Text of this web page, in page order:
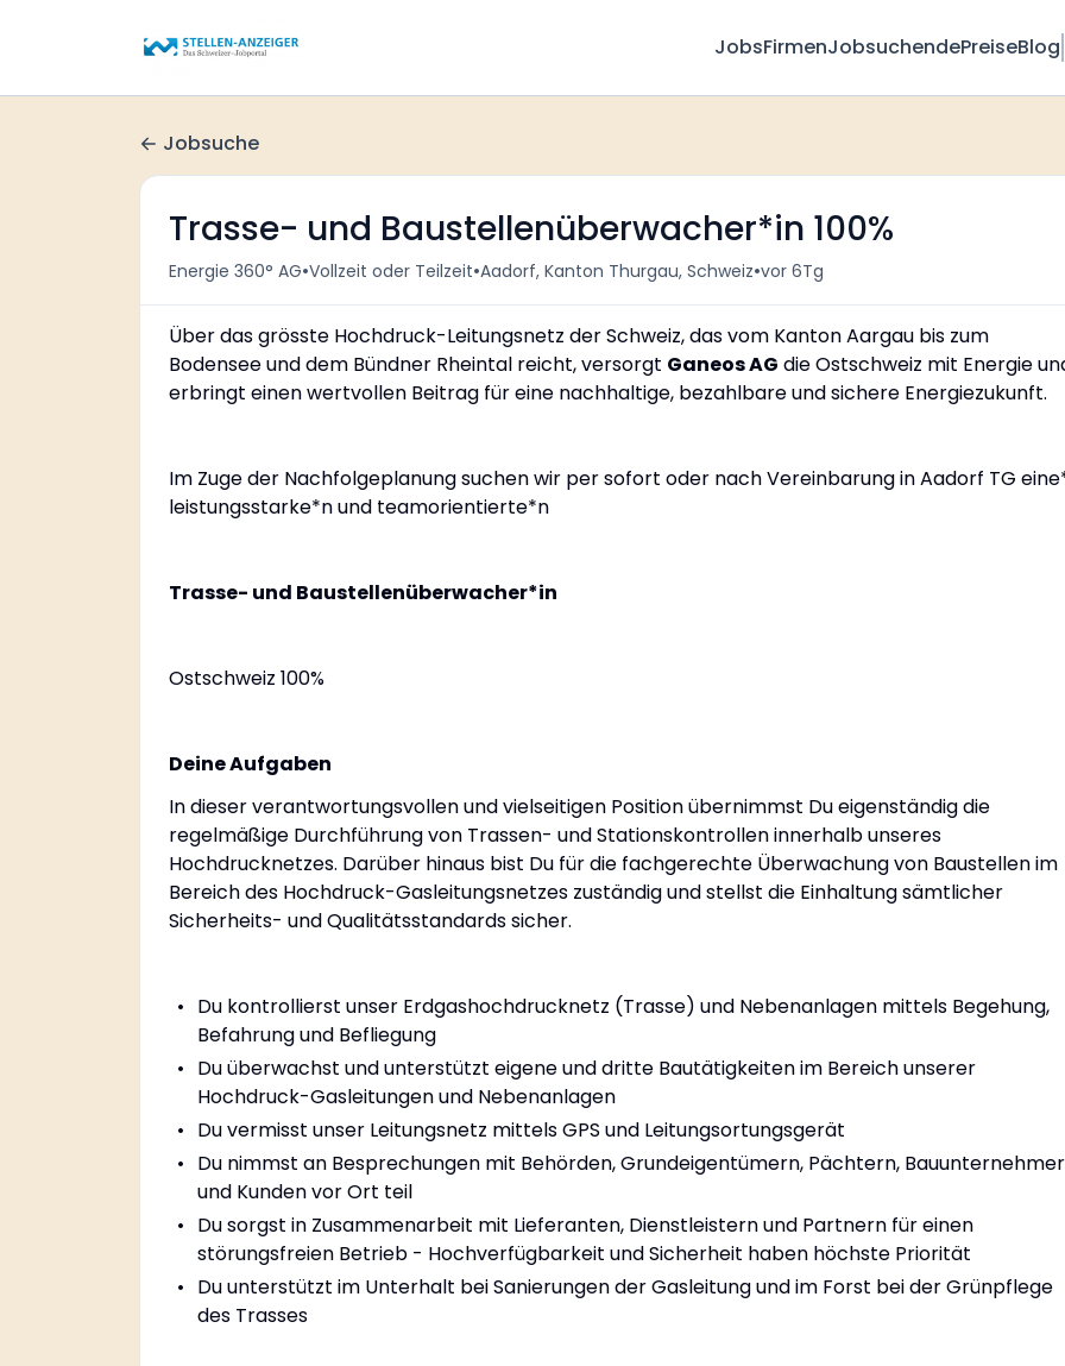
JobsFirmenJobsuchendePreiseBlog
Jobsuche
Trasse- und Baustellenüberwacher*in 100%
Energie 360° AG•Vollzeit oder Teilzeit•Aadorf, Kanton Thurgau, Schweiz•vor 6Tg
Über das grösste Hochdruck-Leitungsnetz der Schweiz, das vom Kanton Aargau bis zum
Bodensee und dem Bündner Rheintal reicht, versorgt Ganeos AG die Ostschweiz mit Energie
erbringt einen wertvollen Beitrag für eine nachhaltige, bezahlbare und sichere Energiezukunft.
Im Zuge der Nachfolgeplanung suchen wir per sofort oder nach Vereinbarung in Aadorf TG
leistungsstarke*n und teamorientierte*n
Trasse- und Baustellenüberwacher*in
Ostschweiz 100%
Deine Aufgaben
In dieser verantwortungsvollen und vielseitigen Position übernimmst Du eigenständig die
regelmäßige Durchführung von Trassen- und Stationskontrollen innerhalb unseres
Hochdrucknetzes. Darüber hinaus bist Du für die fachgerechte Überwachung von Baustellen im
Bereich des Hochdruck-Gasleitungsnetzes zuständig und stellst die Einhaltung sämtlicher
Sicherheits- und Qualitätsstandards sicher.
Du kontrollierst unser Erdgashochdrucknetz (Trasse) und Nebenanlagen mittels Begehung,
Befahrung und Befliegung
Du überwachst und unterstützt eigene und dritte Bautätigkeiten im Bereich unserer
Hochdruck-Gasleitungen und Nebenanlagen
Du vermisst unser Leitungsnetz mittels GPS und Leitungsortungsgerät
Du nimmst an Besprechungen mit Behörden, Grundeigentümern, Pächtern,
und Kunden vor Ort teil
Du sorgst in Zusammenarbeit mit Lieferanten, Dienstleistern und Partnern für einen
störungsfreien Betrieb - Hochverfügbarkeit und Sicherheit haben höchste Priorität
Du unterstützt im Unterhalt bei Sanierungen der Gasleitung und im Forst bei der Grünpflege
des Trasses